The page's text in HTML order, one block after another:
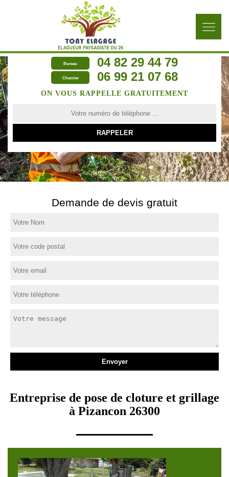
Bureau 04 82 29 44 79
Chantier 06 99 21 07 68
ON VOUS RAPPELLE GRATUITEMENT
Demande de devis gratuit
Entreprise de pose de cloture et grillage
à Pizancon 26300